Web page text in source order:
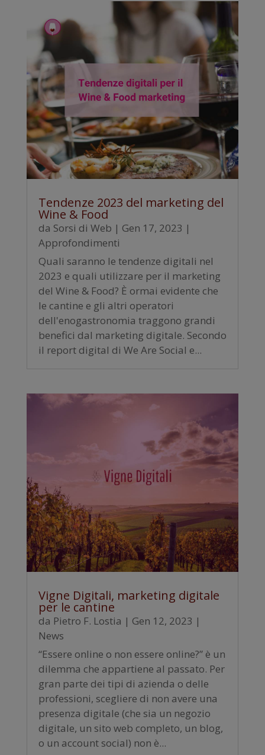
Tendenze 2023 del marketing del
Wine & Food
da Sorsi di Web | Gen 17, 2023 |
Approfondimenti
Quali saranno le tendenze digitali nel
2023 e quali utilizzare per il marketing
del Wine & Food? È ormai evidente che
le cantine e gli altri operatori
dell'enogastronomia traggono grandi
benefici dal marketing digitale. Secondo
il report digital di We Are Social e...
Vigne Digitali, marketing digitale
per le cantine
da Pietro F. Lostia | Gen 12, 2023 |
News
“Essere online o non essere online?” è un
dilemma che appartiene al passato. Per
gran parte dei tipi di azienda o delle
professioni, scegliere di non avere una
presenza digitale (che sia un negozio
digitale, un sito web completo, un blog,
o un account social) non è...